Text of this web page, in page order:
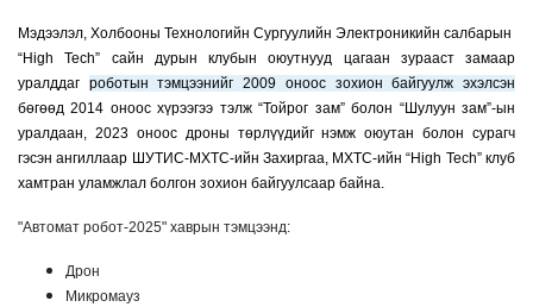
Мэдээлэл, Холбооны Технологийн Сургуулийн Электроникийн салбарын
“High Tech” сайн дурын клубын оюутнууд цагаан зурааст замаар
уралддаг роботын тэмцээнийг 2009 оноос зохион байгуулж эхэлсэн
бөгөөд 2014 оноос хүрээгээ тэлж “Тойрог зам” болон “Шулуун зам”-ын
уралдаан, 2023 оноос дроны төрлүүдийг нэмж оюутан болон сурагч
гэсэн ангиллаар ШУТИС-МХТС-ийн Захиргаа, МХТС-ийн “High Tech” клуб
хамтран уламжлал болгон зохион байгуулсаар байна.
"Автомат робот-2025" хаврын тэмцээнд:
Дрон
Микромауз